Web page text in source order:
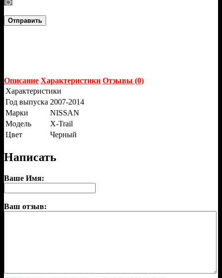
Отправить
Описание Характеристики Отзывы (0)
Характеристики
Год выпуска 2007-2014
Марки
NISSAN
Модель
X-Trail
Цвет
Черный
Написать
Ваше Имя:
Ваш отзыв: